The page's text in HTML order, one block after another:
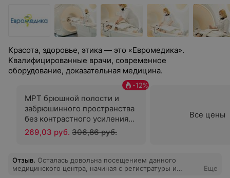
Красота, здоровье, этика — это «Евромедика».
Квалифицированные врачи, современное
оборудование, доказательная медицина.
МРТ брюшной полости и
забрюшинного пространства
без контрастного усиления
(мощность 3,0 т)
-12%
269,03 руб. 306,86 руб.
Все цены
Отзыв. Осталась довольна посещением данного
медицинского центра, начиная с регистратуры и
Еще